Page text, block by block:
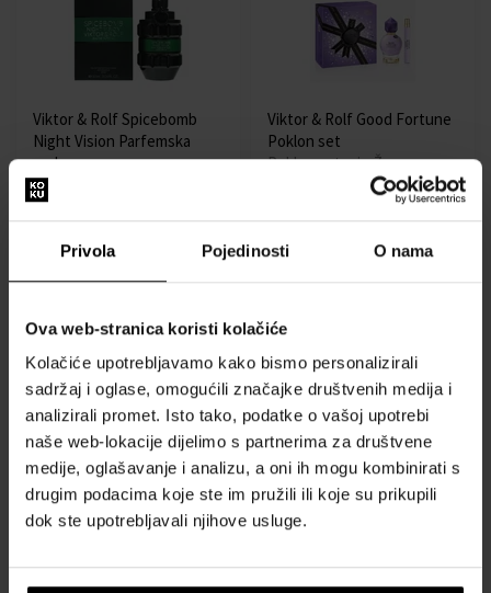
Privola Pojedinosti O nama
Ova web-stranica koristi kolačiće
Kolačiće upotrebljavamo kako bismo personalizirali
sadržaj i oglase, omogućili značajke društvenih medija i
analizirali promet. Isto tako, podatke o vašoj upotrebi
naše web-lokacije dijelimo s partnerima za društvene
medije, oglašavanje i analizu, a oni ih mogu kombinirati s
drugim podacima koje ste im pružili ili koje su prikupili
dok ste upotrebljavali njihove usluge.
Viktor & Rolf Spicebomb
Night Vision Parfemska
voda
Od 90ml - do 90ml
Dostupno
od83,00 €do88,00 €
Viktor & Rolf Good Fortune
Poklon set
Poklon setovi - Žene
Dostupno
94,00 €
Viktor & Rolf Flowerbomb In
The Sky Parfemska voda
50ml - Parfemske vode -
Viktor & Rolf Good Fortune
Parfemska voda
Od 30ml - do 100ml